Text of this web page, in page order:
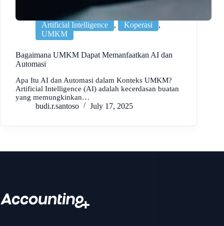
Artificial Intelligence , Koperasi
,
UMKM
Bagaimana UMKM Dapat Memanfaatkan AI dan
Automasi
Apa Itu AI dan Automasi dalam Konteks UMKM?
Artificial Intelligence (AI) adalah kecerdasan buatan
yang memungkinkan…
budi.r.santoso July 17, 2025